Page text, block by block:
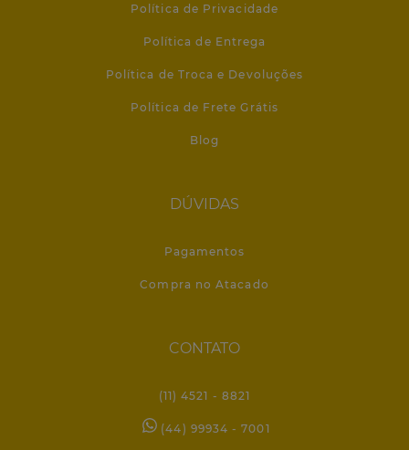
Política de Privacidade
Política de Entrega
Política de Troca e Devoluções
Política de Frete Grátis
Blog
DÚVIDAS
Pagamentos
Compra no Atacado
CONTATO
(11) 4521 - 8821
(44) 99934 - 7001